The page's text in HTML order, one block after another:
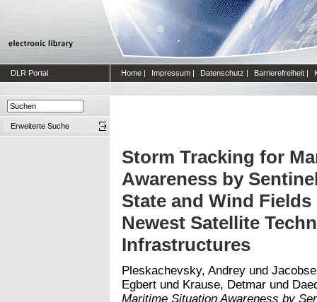
DLR Portal Home | Impressum | Datenschutz | Barrierefreiheit |
Erweiterte Suche
Storm Tracking for
Awareness by
State and Wind
Newest Satellite
Infrastructures
Pleskachevsky, Andrey und
Egbert und Krause, Detmar und
Maritime Situation Awareness by